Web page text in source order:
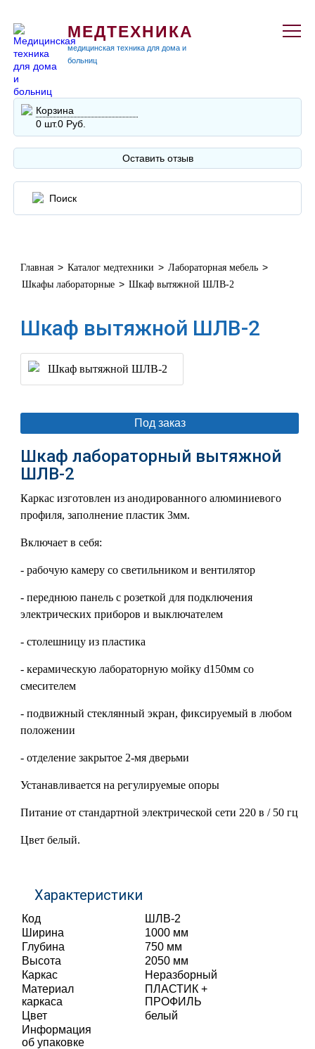
МЕДТЕХНИКА
медицинская техника для дома и
больниц
Корзина
0 шт.0 Руб.
Оставить отзыв
Главная > Каталог медтехники > Лабораторная мебель >
Шкафы лабораторные > Шкаф вытяжной ШЛВ-2
Шкаф вытяжной ШЛВ-2
Под заказ
Шкаф лабораторный вытяжной
ШЛВ-2
Каркас изготовлен из анодированного алюминиевого
профиля, заполнение пластик 3мм.
Включает в себя:
- рабочую камеру со светильником и вентилятор
- переднюю панель с розеткой для подключения
электрических приборов и выключателем
- столешницу из пластика
- керамическую лабораторную мойку d150мм со
смесителем
- подвижный стеклянный экран, фиксируемый в любом
положении
- отделение закрытое 2-мя дверьми
Устанавливается на регулируемые опоры
Питание от стандартной электрической сети 220 в / 50 гц
Цвет белый.
Характеристики
Код
ШЛВ-2
Ширина
1000 мм
Глубина
750 мм
Высота
2050 мм
Каркас
Неразборный
Материал
каркаса
ПЛАСТИК +
ПРОФИЛЬ
Цвет
белый
Информация
об упаковке